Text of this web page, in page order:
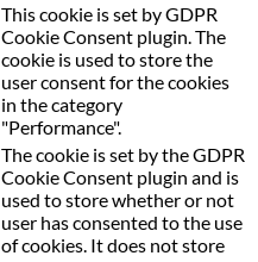
This cookie is set by GDPR
Cookie Consent plugin. The
cookie is used to store the
user consent for the cookies
in the category
"Performance".
The cookie is set by the GDPR
Cookie Consent plugin and is
used to store whether or not
user has consented to the use
of cookies. It does not store